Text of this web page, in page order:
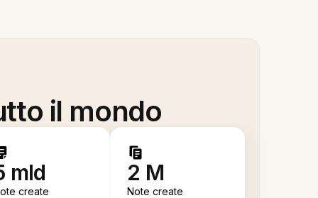
il mondo
mld
create
2 M
Note create